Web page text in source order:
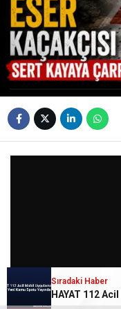
Sıradaki Haber